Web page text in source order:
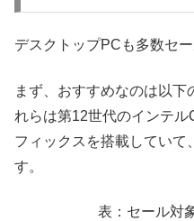
デスクトップPCも多数セ
まず、おすすめなのは以下
れらは第12世代のインテ
フィックスを搭載していて
す。
表：セール対